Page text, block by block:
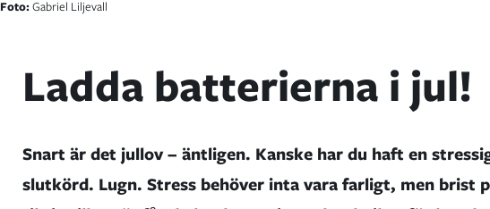
Foto:Gabriel Liljevall
Ladda batterierna i jul!
Snart är det jullov – äntligen. Kanske har du haft en
slutkörd. Lugn. Stress behöver inta vara farligt, men brist